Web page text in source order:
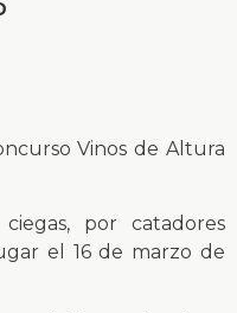
Vinos de Altura
por catadores
el 16 de marzo de